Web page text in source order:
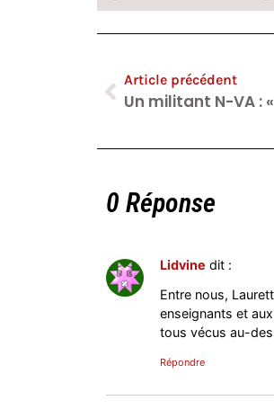
Article précédent
0 Réponse
Lidvine dit :
Entre nous,
enseignants et
tous vécus au-
Répondre